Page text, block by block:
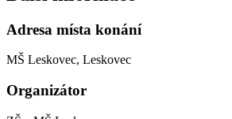
Adresa místa konání
MŠ Leskovec, Leskovec
Organizátor